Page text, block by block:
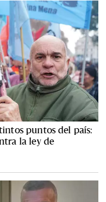
puntos del país:
la ley de